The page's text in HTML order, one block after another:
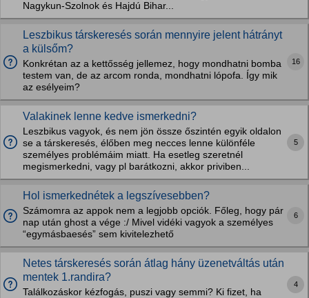
Nagykun-Szolnok és Hajdú Bihar...
Leszbikus társkeresés során mennyire jelent hátrányt
a külsőm?
Konkrétan az a kettősség jellemez, hogy mondhatni bomba
testem van, de az arcom ronda, mondhatni lópofa. Így mik
az esélyeim?
16
Valakinek lenne kedve ismerkedni?
Leszbikus vagyok, és nem jön össze őszintén egyik oldalon
se a társkeresés, élőben meg necces lenne különféle
személyes problémáim miatt. Ha esetleg szeretnél
megismerkedni, vagy pl barátkozni, akkor priviben...
5
Hol ismerkednétek a legszívesebben?
Számomra az appok nem a legjobb opciók. Főleg, hogy pár
nap után ghost a vége :/ Mivel vidéki vagyok a személyes
“egymásbaesés” sem kivitelezhető
6
Netes társkeresés során átlag hány üzenetváltás után
mentek 1.randira?
Találkozáskor kézfogás, puszi vagy semmi? Ki fizet, ha
4